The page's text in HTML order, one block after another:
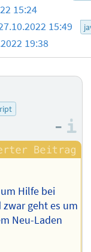
15:24
15:49
19:38
–
Hilfe bei
geht es um
Neu-Laden